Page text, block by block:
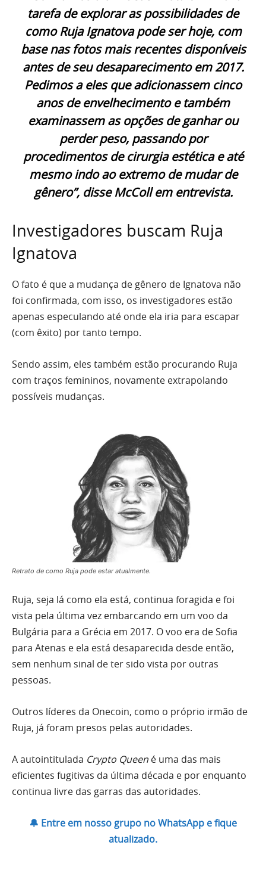
tarefa de explorar as possibilidades de
como Ruja Ignatova pode ser hoje, com
base nas fotos mais recentes disponíveis
antes de seu desaparecimento em 2017.
Pedimos a eles que adicionassem cinco
anos de envelhecimento e também
examinassem as opções de ganhar ou
perder peso, passando por
procedimentos de cirurgia estética e até
mesmo indo ao extremo de mudar de
gênero”, disse McColl em entrevista.
Investigadores buscam Ruja
Ignatova
O fato é que a mudança de gênero de Ignatova não
foi confirmada, com isso, os investigadores estão
apenas especulando até onde ela iria para escapar
(com êxito) por tanto tempo.
Sendo assim, eles também estão procurando Ruja
com traços femininos, novamente extrapolando
possíveis mudanças.
Retrato de como Ruja pode estar atualmente.
Ruja, seja lá como ela está, continua foragida e foi
vista pela última vez embarcando em um voo da
Bulgária para a Grécia em 2017. O voo era de Sofia
para Atenas e ela está desaparecida desde então,
sem nenhum sinal de ter sido vista por outras
pessoas.
Outros líderes da Onecoin, como o próprio irmão de
Ruja, já foram presos pelas autoridades.
A autointitulada Crypto Queen é uma das mais
eficientes fugitivas da última década e por enquanto
continua livre das garras das autoridades.
🔔 Entre em nosso grupo no WhatsApp e fique
atualizado.